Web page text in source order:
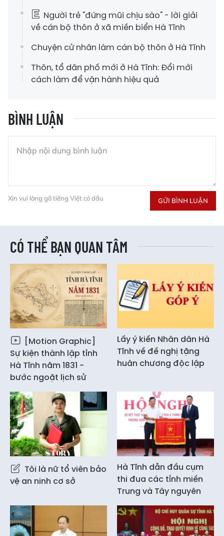
Người trẻ "đứng mũi chịu sào" - lời giải
về cán bộ thôn ở xã miền biển Hà Tĩnh
Chuyện cử nhân làm cán bộ thôn ở Hà Tĩnh
Thôn, tổ dân phố mới ở Hà Tĩnh: Đổi mới
cách làm để vận hành hiệu quả
BÌNH LUẬN
Xin vui lòng gõ tiếng Việt có dấu GỬI BÌNH LUẬN
CÓ THỂ BẠN QUAN TÂM
[Motion Graphic]
Sự kiện thành lập tỉnh
Hà Tĩnh năm 1831 -
bước ngoặt lịch sử
Lấy ý kiến Nhân dân Hà
Tĩnh về đề nghị tặng
huân chương độc lập
Tôi là nữ tổ viên bảo
vệ an ninh cơ sở
Hà Tĩnh dẫn đầu cụm
thi đua các tỉnh miền
Trung và Tây nguyên